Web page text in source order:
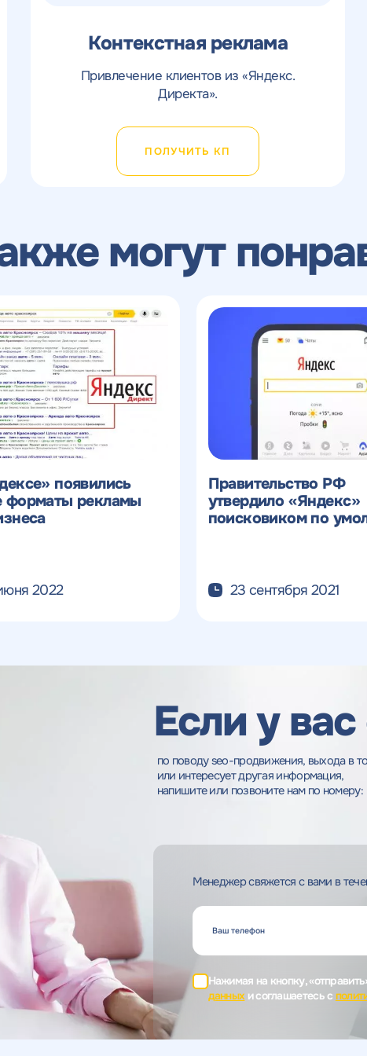
Контекстная реклама
Привлечение клиентов из «Яндекс.
Директа».
ПОЛУЧИТЬ КП
могут
появились
форматы рекламы
2022
Правительство РФ
утвердило «Яндекс»
поисковиком по
23 сентября 2021
Если у
по поводу seo-продвижения, выхода в
или интересует другая информация,
напишите или позвоните нам по номеру:
Менеджер свяжется с вами в
Нажимая на кнопку,
данныхи соглашаетесь c